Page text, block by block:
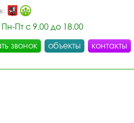
Пн-Пт с 9.00 до 18.00
звонок объекты контакты